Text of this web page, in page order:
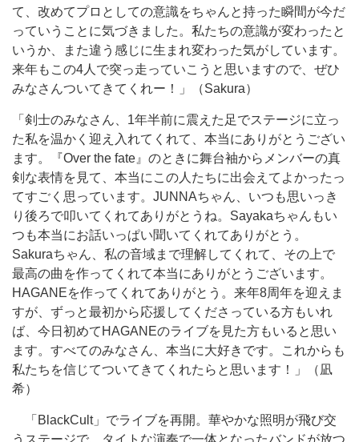
て、改めてプロとしての意識をちゃんと持った瞬間が今だ
っていうことに気づきました。私たちの意識が変わったと
いうか、また違う感じに生まれ変わった気がしています。
来年もこの4人で突っ走っていこうと思いますので、ぜひ
みなさんついてきてくれー！」（Sakura）
「剣士のみなさん、1年半前に震えた足でステージに立っ
た私を温かく迎え入れてくれて、本当にありがとうござい
ます。『Over the fate』のときに舞台袖からメンバーの真
剣な表情を見て、本当にこの人たちに出会えてよかったっ
てすごく思っています。JUNNAちゃん、いつも思いっき
り後ろで叩いてくれてありがとうね。Sayakaちゃんもい
つも本当にお話いっぱい聞いてくれてありがとう。
Sakuraちゃん、私の音域まで理解してくれて、その上で
最高の曲を作ってくれて本当にありがとうございます。
HAGANEを作ってくれてありがとう。来年8周年を迎えま
すが、ずっと最初から応援してくださっている方もいれ
ば、今日初めてHAGANEのライブを見た方もいると思い
ます。すべてのみなさん、本当に大好きです。これからも
私たちを信じてついてきてくれたらと思います！」（凪
希）
「BlackCult」でライブを再開。華やかな照明が飛び交
うステージで、タイトな演奏で一体となったバンドが放つ